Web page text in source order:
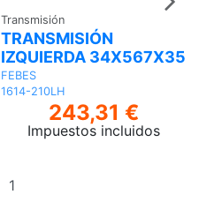
Transmisión
TRANSMISIÓN
IZQUIERDA 34X567X35
FEBES
1614-210LH
243,31 €
Impuestos incluidos